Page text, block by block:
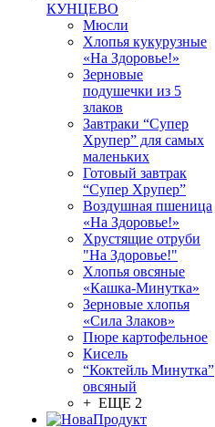
КУНЦЕВО
Мюсли
Хлопья кукурузные
«На Здоровье!»
Зерновые
подушечки из 5
злаков
Завтраки “Супер
Хрупер” для самых
маленьких
Готовый завтрак
“Супер Хрупер”
Воздушная пшеница
«На Здоровье!»
Хрустящие отруби
"На Здоровье!"
Хлопья овсяные
«Кашка-Минутка»
Зерновые хлопья
«Сила Злаков»
Пюре картофельное
Кисель
“Коктейль Минутка”
овсяный
+ ЕЩЕ 2